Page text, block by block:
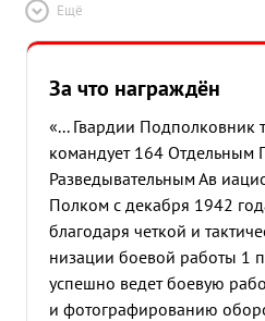
Ещё
За что награждён
«... Гвардии Подполковник
командует 164 Отдельным
Разведывательным Ав
Полком с декабря 1942
благодаря четкой и
низации боевой работы 1
успешно ведет боевую
и фотографированию